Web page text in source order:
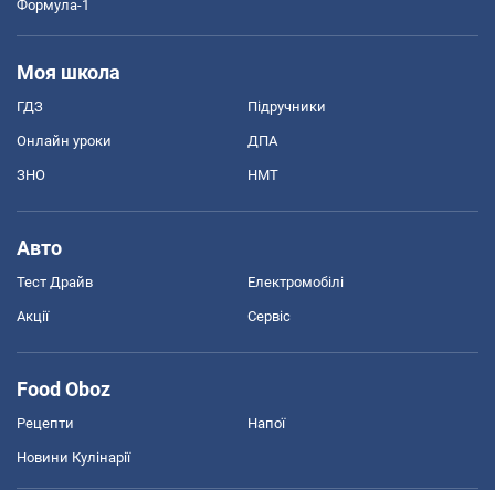
Формула-1
Моя школа
ГДЗ Підручники
Онлайн уроки ДПА
ЗНО НМТ
Авто
Тест Драйв Електромобілі
Акції Сервіс
Food Oboz
Рецепти Напої
Новини Кулінарії